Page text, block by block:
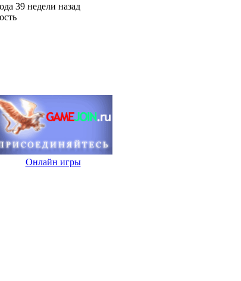
39 недели назад
Онлайн игры